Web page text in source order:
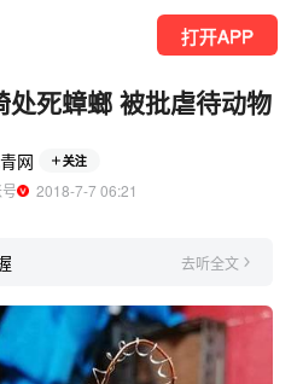
打开APP
死蟑螂 被批虐待动物
网 关注
  2018-7-7 06:21
去听全文